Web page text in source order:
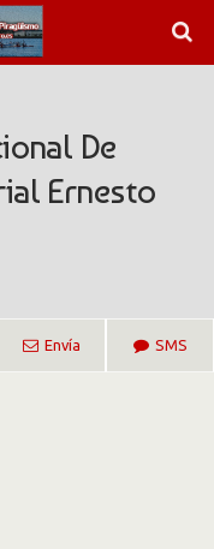
De
Ernesto
Envía SMS